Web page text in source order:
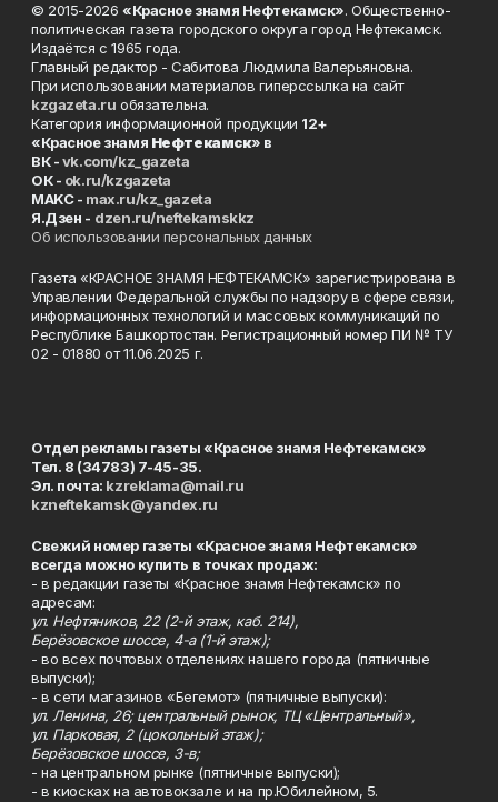
© 2015-2026 «Красное знамя Нефтекамск». Общественно-
политическая газета городского округа город Нефтекамск.
Издаётся с 1965 года.
Главный редактор - Сабитова Людмила Валерьяновна.
При использовании материалов гиперссылка на сайт
kzgazeta.ru обязательна.
Категория информационной продукции 12+
«Красное знамя Нефтекамск» в
ВК -vk.com/kz_gazeta
ОК - ok.ru/kzgazeta
MAKC - max.ru/kz_gazeta
Я.Дзен - dzen.ru/neftekamskkz
Об использовании персональных данных
Газета «КРАСНОЕ ЗНАМЯ НЕФТЕКАМСК» зарегистрирована в
Управлении Федеральной службы по надзору в сфере связи,
информационных технологий и массовых коммуникаций по
Республике Башкортостан. Регистрационный номер ПИ № ТУ
02 - 01880 от 11.06.2025 г.
Отдел рекламы газеты «Красное знамя Нефтекамск»
Тел. 8 (34783) 7-45-35.
Эл. почта: kzreklama@mail.ru
kzneftekamsk@yandex.ru
Свежий номер газеты «Красное знамя Нефтекамск»
всегда можно купить в точках продаж:
- в редакции газеты «Красное знамя Нефтекамск» по
адресам:
ул. Нефтяников, 22 (2-й этаж, каб. 214),
Берёзовское шоссе, 4-а (1-й этаж);
- во всех почтовых отделениях нашего города (пятничные
выпуски);
- в сети магазинов «Бегемот» (пятничные выпуски):
ул. Ленина, 26; центральный рынок, ТЦ «Центральный»,
ул. Парковая, 2 (цокольный этаж);
Берёзовское шоссе, 3-в;
- на центральном рынке (пятничные выпуски);
- в киосках на автовокзале и на пр.Юбилейном, 5.